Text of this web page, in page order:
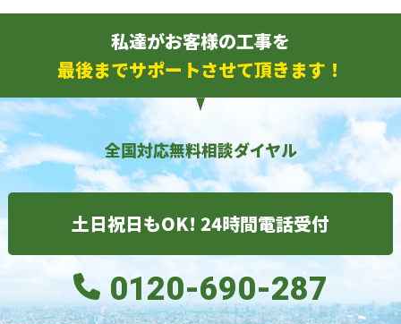
私達がお客様の工事を
最後までサポートさせて頂きます！
全国対応無料相談ダイヤル
土日祝日もOK! 24時間電話受付
0120-690-287